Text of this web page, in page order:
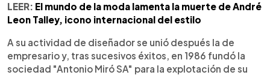
LEER: El mundo de la moda lamenta la muerte de André
Leon Talley, icono internacional del estilo
A su actividad de diseñador se unió después la de
empresario y, tras sucesivos éxitos, en 1986 fundó la
sociedad "Antonio Miró SA" para la explotación de su